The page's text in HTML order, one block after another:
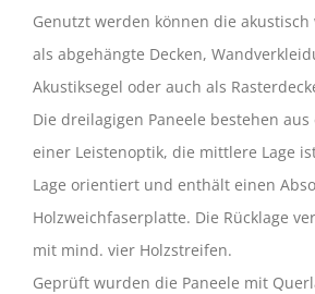
Genutzt werden können die akustisch
als abgehängte Decken,
Akustiksegel oder auch als
Die dreilagigen Paneele bestehen
einer Leistenoptik, die mittlere Lage
Lage orientiert und enthält einen
Holzweichfaserplatte. Die Rücklage
mit mind. vier Holzstreifen.
Geprüft wurden die Paneele mit